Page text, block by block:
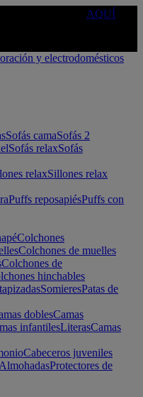
AQUÍ
Sofás camaSofás 2
Sofás relaxSofás
relaxSillones relax
Puffs reposapiésPuffs con
Colchones
Colchones de muelles
Colchones de
hinchables
SomieresPatas de
doblesCamas
infantilesLiterasCamas
Cabeceros juveniles
AlmohadasProtectores de